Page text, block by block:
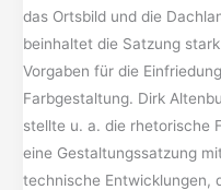
das Ortsbild und die
beinhaltet die Satzung
Vorgaben für die
Farbgestaltung. Dirk
stellte u. a. die rhetorische
eine Gestaltungssatzung
technische Entwicklungen,